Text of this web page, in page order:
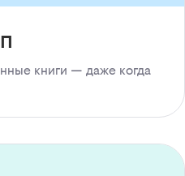
книги — даже когда